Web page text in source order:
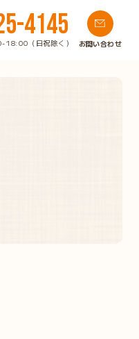
4145
（日祝除く） お問い合わせ